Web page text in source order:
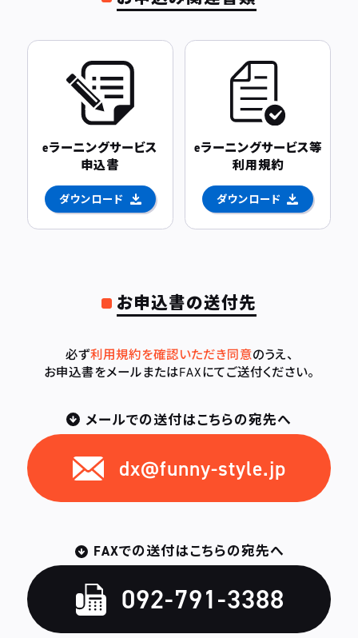
eラーニングサービス
申込書
ダウンロード
eラーニングサービス等
利用規約
ダウンロード
お申込書の送付先
必ず利用規約を確認いただき同意のうえ、
お申込書をメールまたはFAXにてご送付ください。
メールでの送付はこちらの宛先へ
dx@funny-style.jp
FAXでの送付はこちらの宛先へ
092-791-3388